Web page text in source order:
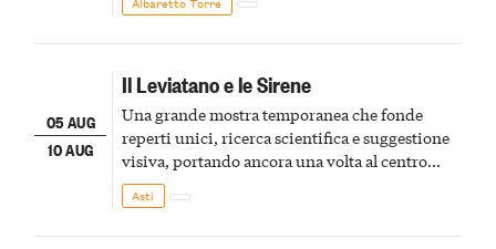
05 AUG
10 AUG
Il Leviatano e le Sirene
Una grande mostra temporanea che fonde
reperti unici, ricerca scientifica e suggestione
visiva, portando ancora una volta al centro
della scena le meraviglie del passato astigiano
Asti